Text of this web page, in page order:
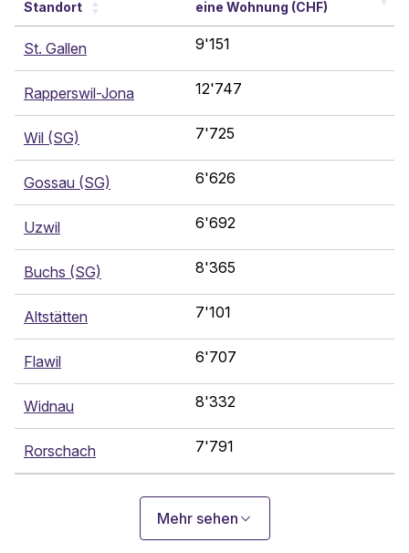
Standort
eine Wohnung (CHF)
St. Gallen 9'151
Rapperswil-Jona 12'747
Wil (SG) 7'725
Gossau (SG) 6'626
Uzwil 6'692
Buchs (SG) 8'365
Altstätten 7'101
Flawil 6'707
Widnau 8'332
Rorschach 7'791
Mehr sehen